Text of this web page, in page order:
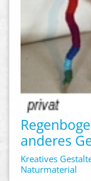
anderes
Kreatives
Naturmaterial